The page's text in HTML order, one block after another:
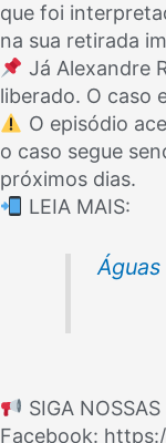
que foi
na sua retirada
Já Alexandre
liberado. O caso
O episódio
o caso segue
próximos dias.
LEIA MAIS:
SIGA
Facebook: